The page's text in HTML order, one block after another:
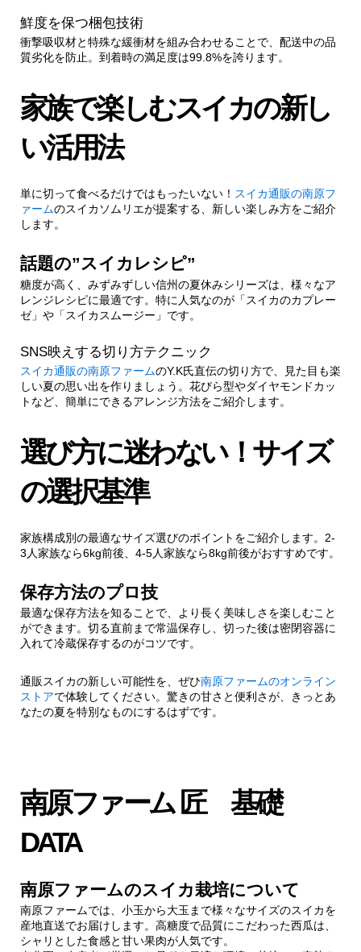
鮮度を保つ梱包技術
衝撃吸収材と特殊な緩衝材を組み合わせることで、配送中の品
質劣化を防止。到着時の満足度は99.8%を誇ります。
家族で楽しむスイカの新し
い活用法
単に切って食べるだけではもったいない！ スイカ通販の南原フ
ァームのスイカソムリエが提案する、新しい楽しみ方をご紹介
します。
話題の”スイカレシピ”
糖度が高く、みずみずしい信州の夏休みシリーズは、様々なア
レンジレシピに最適です。特に人気なのが「スイカのカプレー
ゼ」や「スイカスムージー」です。
SNS映えする切り方テクニック
スイカ通販の南原ファームのY.K氏直伝の切り方で、見た目も楽
しい夏の思い出を作りましょう。花びら型やダイヤモンドカッ
トなど、簡単にできるアレンジ方法をご紹介します。
選び方に迷わない！サイズ
の選択基準
家族構成別の最適なサイズ選びのポイントをご紹介します。2-
3人家族なら6kg前後、4-5人家族なら8kg前後がおすすめです。
保存方法のプロ技
最適な保存方法を知ることで、より長く美味しさを楽しむこと
ができます。切る直前まで常温保存し、切った後は密閉容器に
入れて冷蔵保存するのがコツです。
通販スイカの新しい可能性を、ぜひ南原ファームのオンライン
ストアで体験してください。驚きの甘さと便利さが、きっとあ
なたの夏を特別なものにするはずです。
南原ファーム 匠 基礎
DATA
南原ファームのスイカ栽培について
南原ファームでは、小玉から大玉まで様々なサイズのスイカを
産地直送でお届けします。高糖度で品質にこだわった西瓜は、
シャリとした食感と甘い果肉が人気です。